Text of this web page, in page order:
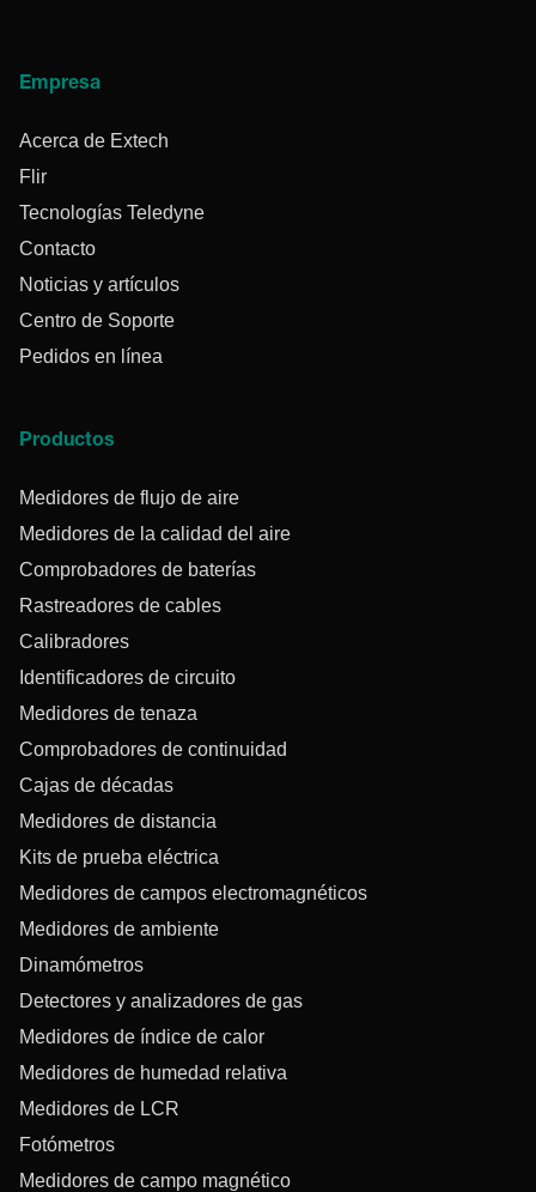
Empresa
Acerca de Extech
Flir
Tecnologías Teledyne
Contacto
Noticias y artículos
Centro de Soporte
Pedidos en línea
Productos
Medidores de flujo de aire
Medidores de la calidad del aire
Comprobadores de baterías
Rastreadores de cables
Calibradores
Identificadores de circuito
Medidores de tenaza
Comprobadores de continuidad
Cajas de décadas
Medidores de distancia
Kits de prueba eléctrica
Medidores de campos electromagnéticos
Medidores de ambiente
Dinamómetros
Detectores y analizadores de gas
Medidores de índice de calor
Medidores de humedad relativa
Medidores de LCR
Fotómetros
Medidores de campo magnético